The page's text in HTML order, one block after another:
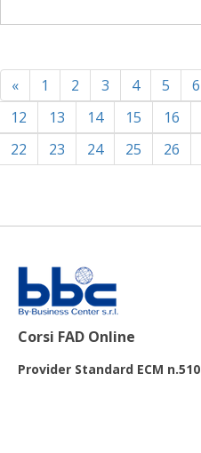
« 1 2 3 4 5 6
12
13 14 15 16
22
23 24 25 26
Corsi FAD Online
Provider Standard ECM n.510